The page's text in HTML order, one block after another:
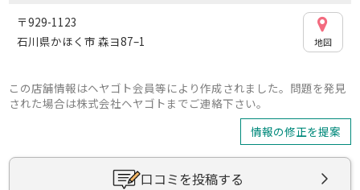
〒929-1123
石川県かほく市 森ヨ87–1
地図
この店舗情報はヘヤゴト会員等により作成されました。問題を発見
された場合は株式会社ヘヤゴトまでご連絡下さい。
情報の修正を提案
口コミを投稿する